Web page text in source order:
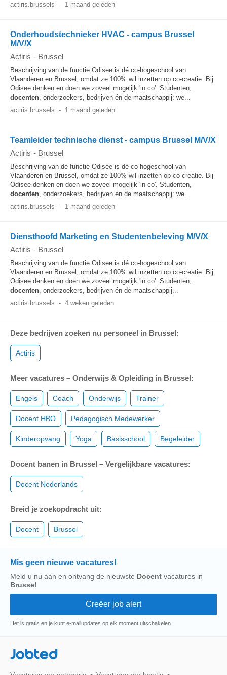
actiris.brussels - 1 maand geleden
Onderhoudstechnieker HVAC - campus Brussel
M/V/X
Actiris - Brussel
Beschrijving van de functie Odisee is dé co-hogeschool van
Vlaanderen en Brussel, omdat ze 100% wil inzetten op co-creatie. Bij
Odisee denken en doen we zoveel mogelijk 'in co'. Studenten,
docenten, onderzoekers, bedrijven én de maatschappij: we...
actiris.brussels - 1 maand geleden
Teamleider technische dienst - campus Brussel M/V/X
Actiris - Brussel
Beschrijving van de functie Odisee is dé co-hogeschool van
Vlaanderen en Brussel, omdat ze 100% wil inzetten op co-creatie. Bij
Odisee denken en doen we zoveel mogelijk 'in co'. Studenten,
docenten, onderzoekers, bedrijven én de maatschappij: we...
actiris.brussels - 1 maand geleden
Diensthoofd Marketing en Studentenbeleving M/V/X
Actiris - Brussel
Beschrijving van de functie Odisee is dé co-hogeschool van
Vlaanderen en Brussel, omdat ze 100% wil inzetten op co-creatie. Bij
Odisee denken en doen we zoveel mogelijk 'in co'. Studenten,
docenten, onderzoekers, bedrijven én de maatschappij...
actiris.brussels - 4 weken geleden
Deze bedrijven zoeken nu personeel in Brussel:
Actiris
Meer vacatures – Onderwijs & Opleiding in Brussel:
Engels Coach Onderwijs Trainer
Docent HBO Pedagogisch Medewerker
Kinderopvang Yoga Basisschool Begeleider
Docent banen in Brussel – Vergelijkbare vacatures:
Docent Nederlands
Breid je zoekopdracht uit:
Docent Brussel
Mis geen nieuwe vacatures!
Meld u nu aan en ontvang de nieuwste Docent vacatures in
Brussel
Het is gratis en je kunt e-mailupdates op elk moment uitschakelen
Jobted